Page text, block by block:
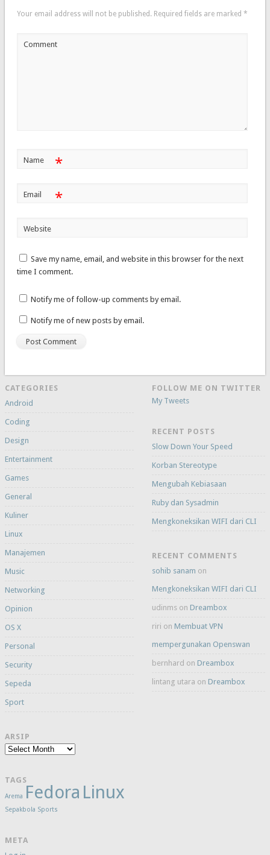
Your email address will not be published. Required fields are marked *
Comment
Name *
Email *
Website
Save my name, email, and website in this browser for the next
time I comment.
Notify me of follow-up comments by email.
Notify me of new posts by email.
CATEGORIES
Android
Coding
Design
Entertainment
Games
General
Kuliner
Linux
Manajemen
Music
Networking
Opinion
OS X
Personal
Security
Sepeda
Sport
ARSIP
Arsip
TAGS
Arema Fedora Linux
Sepakbola Sports
META
FOLLOW ME ON TWITTER
My Tweets
RECENT POSTS
Slow Down Your Speed
Korban Stereotype
Mengubah Kebiasaan
Ruby dan Sysadmin
Mengkoneksikan WIFI dari CLI
RECENT COMMENTS
sohib sanam on
Mengkoneksikan WIFI dari CLI
udinms on Dreambox
riri on Membuat VPN
mempergunakan Openswan
bernhard on Dreambox
lintang utara on Dreambox